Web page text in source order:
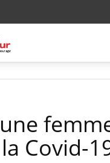
Covid-